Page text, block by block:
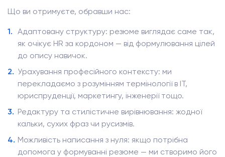
Що ви отримуєте, обравши нас:
Адаптовану структуру: резюме виглядає саме так,
як очікує HR за кордоном — від формулювання цілей
до опису навичок.
Урахування професійного контексту: ми
перекладаємо з розумінням термінології в IT,
юриспруденції, маркетингу, інженерії тощо.
Редактуру та стилістичне вирівнювання: жодної
кальки, сухих фраз чи русизмів.
Можливість написання з нуля: якщо потрібна
допомога у формуванні резюме — ми створимо його